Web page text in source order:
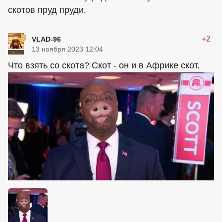
скотов пруд пруди.
VLAD-96 +2
13 ноября 2023 12:04
Что взять со скота? Скот - он и в Африке скот.